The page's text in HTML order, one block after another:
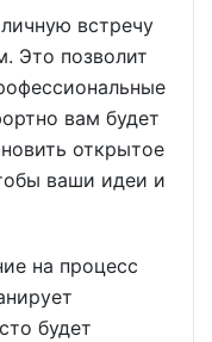
встречу
Это позволит
вам будет
открытое
ваши идеи и
на процесс
будет